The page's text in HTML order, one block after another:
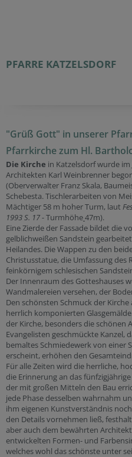
PFARRE KATZELSDORF
"Grüß Gott" in unserer
Pfarrkirche zum Hl.
Die Kirche in Katzelsdorf wurde im
Architekten Karl Weinbrenner
(Oberverwalter Franz Skala,
Schebesta. Tischlerarbeiten von
Mächtiger 58 m hoher Turm, laut
1993 S. 17 -Turmhöhe47m).
Eine Zierde der Fassade bildet die
gelblichweißen Sandstein
Heilandes. Die Wappen zu den
Christusstatue, die Umfassung des
feinkörnigem schlesischen
Der Innenraum des Gotteshauses
Wandmalereien versehen, der
Den schönsten Schmuck der
herrlich komponierten
der Kirche, besonders die schönen
Evangelisten geschmückte Kanzel,
bemaltes Schmiedewerk von einer
erscheint, erhöhen den
Für alle Zeiten wird die herrliche,
die Erinnerung an das
der mit großen Mitteln den Bau
jede Phase desselben wahrnahm
ihm eigenen Kunstverständnis
den Details vornehmen ließ,
aber auch dem bewährten
entwickelten Formen- und
welches wohl das schönste unter